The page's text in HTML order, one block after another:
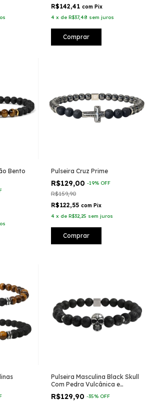
R$142,41 com Pix
4 x de R$37,48 sem juros
Comprar
Bento
Pulseira Cruz Prime
R$129,00 -19% OFF
R$159,90
R$122,55 com Pix
4 x de R$32,25 sem juros
Comprar
Pulseira Masculina Black Skull
Com Pedra Vulcânica e
Pingente em Aço Inoxidável
R$129,90 -35% OFF